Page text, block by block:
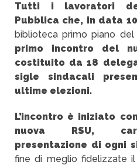
Tutti i lavoratori
Pubblica che, in data
biblioteca primo piano del
primo incontro del
costituito da 18
sigle sindacali
ultime elezioni.
L’incontro è iniziato
nuova RSU,
presentazione di ogni
fine di meglio fidelizzate